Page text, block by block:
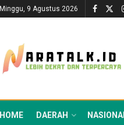
Minggu, 9 Agustus 2026
HOME DAERAH